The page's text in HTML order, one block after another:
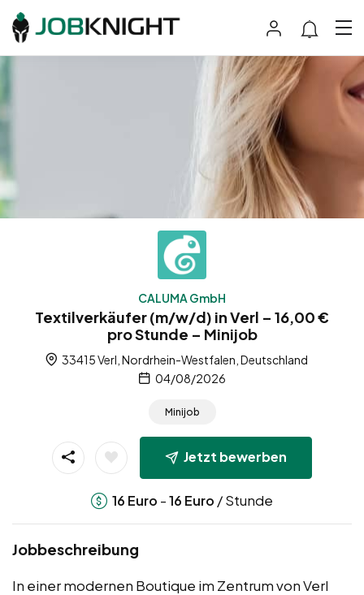
CALUMA GmbH
Textilverkäufer (m/w/d) in Verl – 16,00 €
pro Stunde – Minijob
33415 Verl, Nordrhein-Westfalen, Deutschland
04/08/2026
Minijob
Jetzt bewerben
16 Euro -16 Euro / Stunde
Jobbeschreibung
In einer modernen Boutique im Zentrum von Verl